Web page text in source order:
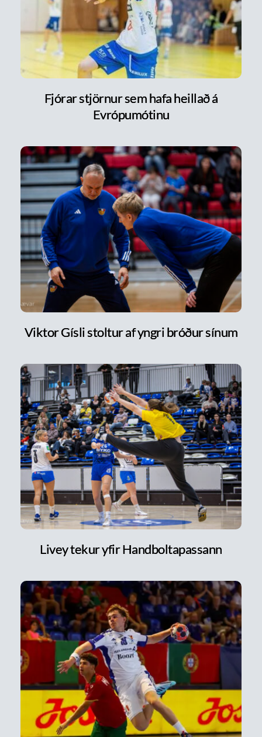
Fjórar stjörnur sem hafa heillað á
Evrópumótinu
Viktor Gísli stoltur af yngri bróður sínum
Livey tekur yfir Handboltapassann